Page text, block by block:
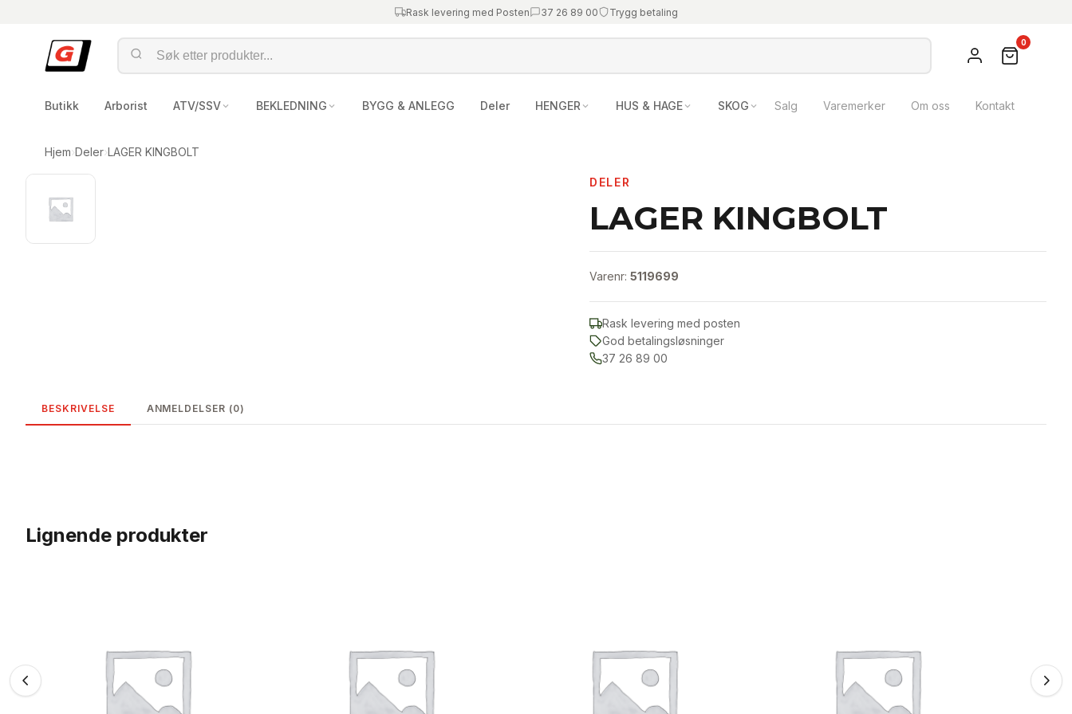
Rask levering med Posten 37 26 89 00 Trygg betaling
0
Butikk Arborist ATV/SSV BEKLEDNING BYGG & ANLEGG Deler HENGER HUS & HAGE SKOG Salg Varemerker Om oss Kontakt
Hjem›Deler›LAGER KINGBOLT
DELER
LAGER KINGBOLT
Varenr: 5119699
Rask levering med posten
God betalingsløsninger
37 26 89 00
BESKRIVELSE ANMELDELSER (0)
Lignende produkter